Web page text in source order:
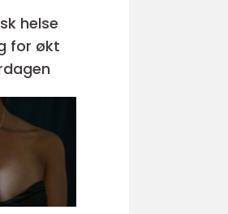
helse
for økt